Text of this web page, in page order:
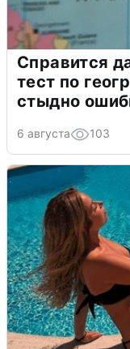
Справится
тест по
стыдно
6 августа 103